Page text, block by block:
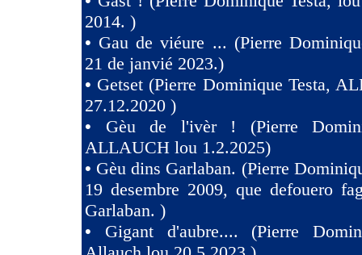
2014. )
• Gau de viéure ... (Pierre
21 de janvié 2023.)
• Getset (Pierre Dominique Testa,
27.12.2020 )
• Gèu de l'ivèr ! (Pierre
ALLAUCH lou 1.2.2025)
• Gèu dins Garlaban. (Pierre
19 desembre 2009, que defouero
Garlaban. )
• Gigant d'aubre.... (Pierre